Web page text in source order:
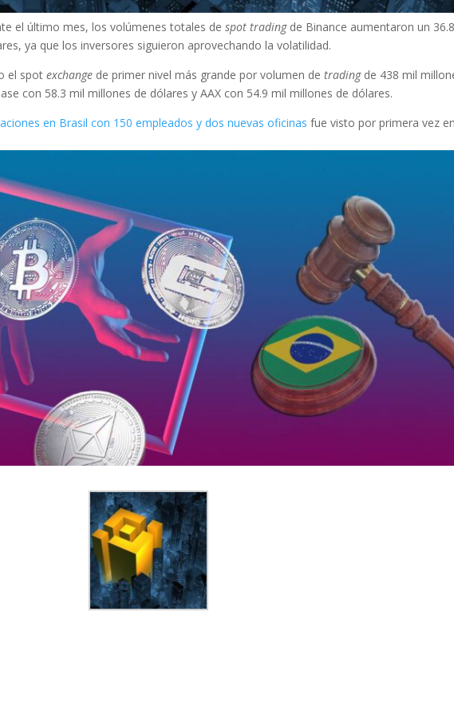
el último mes, los volúmenes totales despot tradingde Binance aumentaron un
ya que los inversores siguieron aprovechando la volatilidad.
el spotexchange de primer nivel más grande por volumen detradingde 438 mil
con 58.3 mil millones de dólares y AAX con 54.9 mil millones de dólares.
en Brasil con 150 empleados y dos nuevas oficinas fue visto por primera vez